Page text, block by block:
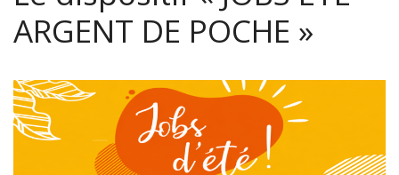
ARGENT DE POCHE »